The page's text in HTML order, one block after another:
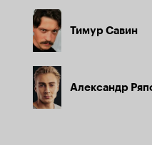
Тимур Савин
Александр